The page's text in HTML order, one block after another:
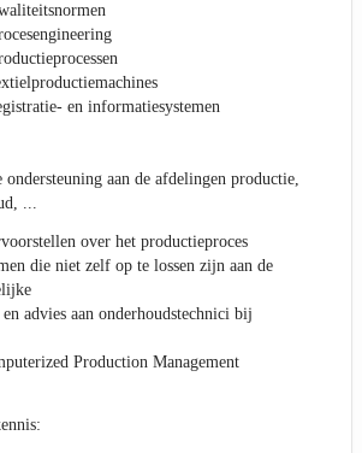
en informatiesystemen
ondersteuning aan de afdelingen productie,
...
over het productieproces
die niet zelf op te lossen zijn aan de
advies aan onderhoudstechnici bij
Production Management